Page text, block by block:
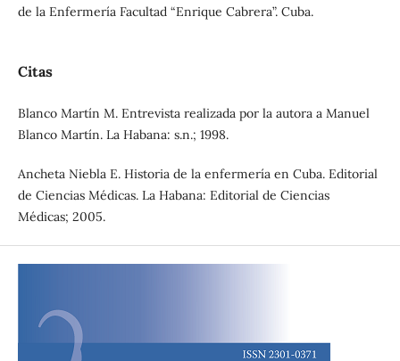
de la Enfermería Facultad “Enrique Cabrera”. Cuba.
Citas
Blanco Martín M. Entrevista realizada por la autora a Manuel
Blanco Martín. La Habana: s.n.; 1998.
Ancheta Niebla E. Historia de la enfermería en Cuba. Editorial
de Ciencias Médicas. La Habana: Editorial de Ciencias
Médicas; 2005.